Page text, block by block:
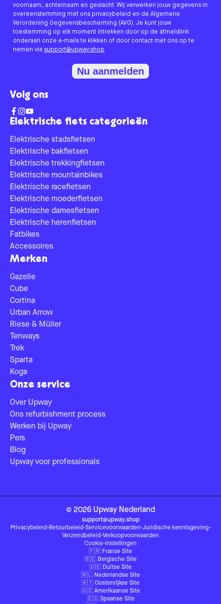
Elektrische fiets categorieën
Elektrische stadsfietsen
Elektrische bakfietsen
Elektrische trekkingfietsen
Elektrische mountainbikes
Elektrische racefietsen
Elektrische moederfietsen
Elektrische damesfietsen
Elektrische herenfietsen
Fatbikes
Accessoires
Merken
Gazelle
Cube
Cortina
Urban Arrow
Riese & Müller
Tenways
Trek
Sparta
Koga
Onze service
Over Upway
Ons refurbishment process
Werken bij Upway
Pers
Blog
Upway voor professionals
voornaam, achternaam en geslacht. Wij verwerken jouw gegevens in
overeenstemming met ons privacybeleid en de Algemene
Verordening Gegevensbescherming (AVG). Je kunt jouw
toestemming op elk moment intrekken door op de afmeldlink
onderaan onze e-mails te klikken of door contact met ons op te
nemen via support@upway.shop
Nu aanmelden
Volg ons
© 2026 Upway Nederland
support@upway.shop
Privacybeleid-Retourbeleid-Servicevoorwaarden-Juridische kennisgeving-
Verzendbeleid-Verkoopvoorwaarden
Cookie-instellingen
🇫🇷 Franse Site
🇧🇪 Belgische Site
🇩🇪 Duitse Site
🇳🇱 Nederlandse Site
🇦🇹 Oostenrijkse Site
🇺🇸 Amerikaanse Site
🇪🇸 Spaanse Site